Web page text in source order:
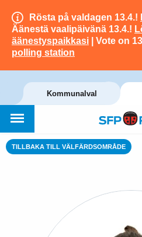
Rösta på valdagen 13.4.!
Äänestä vaalipäivänä 13.4.!
äänestyspaikkasi | Vote on
polling station
Kommunalval
TILLBAKA TILL VÄLFÄRDSOMRÅDE